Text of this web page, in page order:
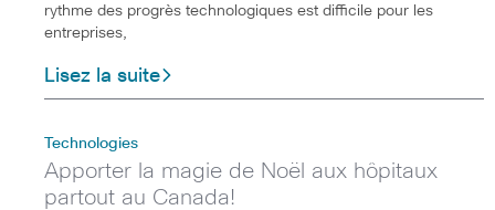
rythme des progrès technologiques est difficile pour les
entreprises,
Lisez la suite
Technologies
Apporter la magie de Noël aux hôpitaux
partout au Canada!